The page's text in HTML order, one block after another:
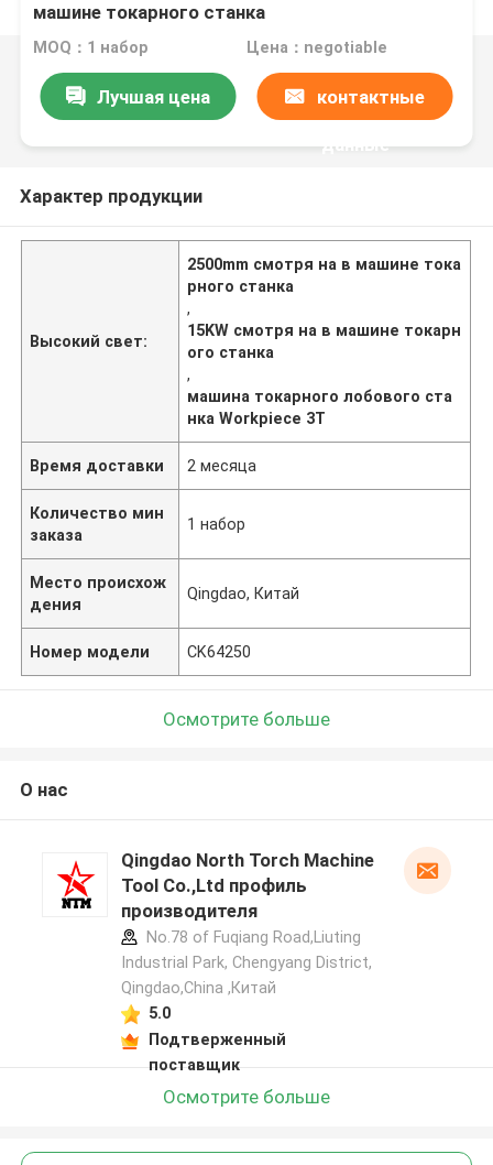
машине токарного станка
MOQ：1 набор Цена：negotiable
Лучшая цена контактные
данные
Характер продукции
Высокий свет:
2500mm смотря на в машине тока
рного станка
,
15KW смотря на в машине токарн
ого станка
,
машина токарного лобового ста
нка Workpiece 3T
Время доставки 2 месяца
Количество мин
заказа
1 набор
Место происхож
дения
Qingdao, Китай
Номер модели CK64250
Осмотрите больше
О нас
Qingdao North Torch Machine
Tool Co.,Ltd профиль
производителя
No.78 of Fuqiang Road,Liuting
Industrial Park, Chengyang District,
Qingdao,China ,Китай
5.0
Подтверженный
поставщик
Осмотрите больше